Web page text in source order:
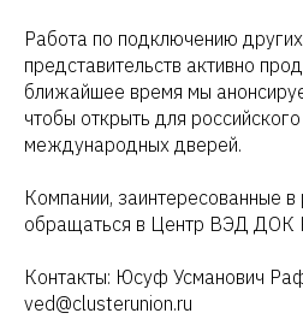
Работа по подключению
представительств активно
ближайшее время мы
чтобы открыть для
международных дверей.
Компании, заинтересованные
обращаться в Центр ВЭД ДОК
Контакты: Юсуф Усманович
ved@clusterunion.ru